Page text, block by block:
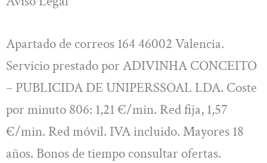
Apartado de correos 164 46002 Valencia.
Servicio prestado por ADIVINHA CONCEITO
– PUBLICIDA DE UNIPERSSOAL LDA. Coste
por minuto 806: 1,21 €/min. Red fija, 1,57
€/min. Red móvil. IVA incluido. Mayores 18
años. Bonos de tiempo consultar ofertas.